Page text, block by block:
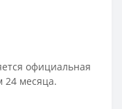
официальная
24 месяца.